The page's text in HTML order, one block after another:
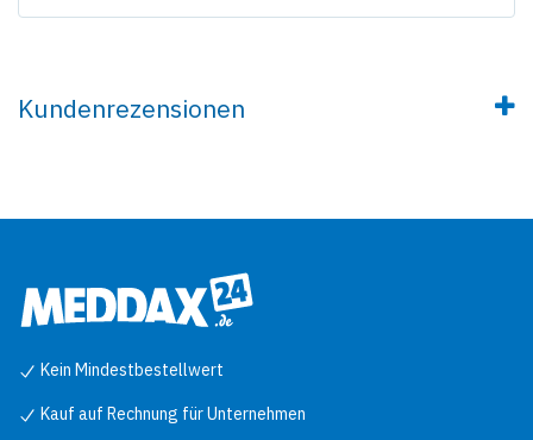
Kundenrezensionen
Kein Mindestbestellwert
Kauf auf Rechnung für Unternehmen